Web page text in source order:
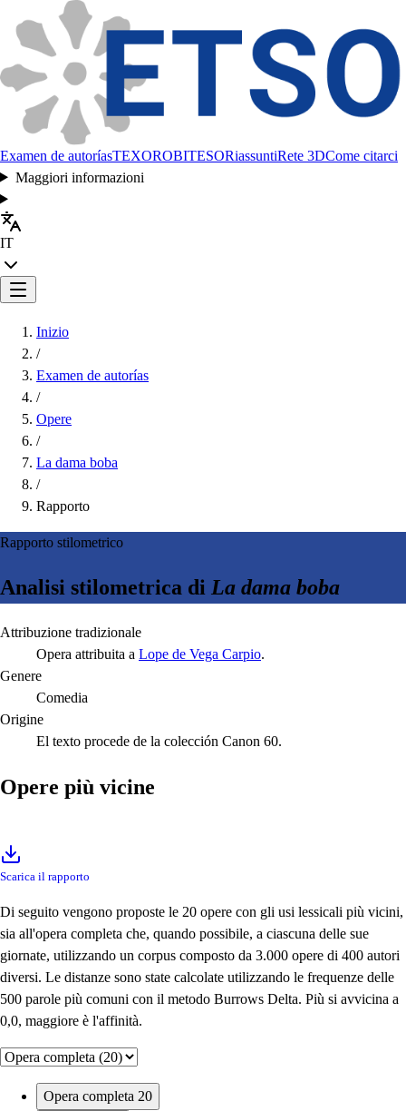
Examen de autoríasTEXOROBITESORiassuntiRete 3DCome citarci
Maggiori informazioni
IT
Inizio
/
Examen de autorías
/
Opere
/
La dama boba
/
Rapporto
Rapporto stilometrico
Analisi stilometrica di La dama boba
Attribuzione tradizionale
Opera attribuita a Lope de Vega Carpio.
Genere
Comedia
Origine
El texto procede de la colección Canon 60.
Opere più vicine
Scarica il rapporto
Di seguito vengono proposte le 20 opere con gli usi lessicali più vicini,
sia all'opera completa che, quando possibile, a ciascuna delle sue
giornate, utilizzando un corpus composto da 3.000 opere di 400 autori
diversi. Le distanze sono state calcolate utilizzando le frequenze delle
500 parole più comuni con il metodo Burrows Delta. Più si avvicina a
0,0, maggiore è l'affinità.
Opera completa 20